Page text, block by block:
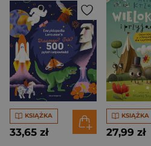
KSIĄŻKA
33,65 zł
KSIĄŻKA
27,99 zł